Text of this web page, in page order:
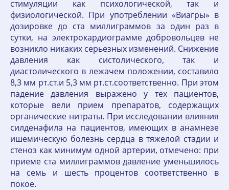
стимуляции как психологической, так и
физиологической. При употреблении «Виагры» в
дозировке до ста миллиграммов за один раз в
сутки, на электрокардиограмме добровольцев не
возникло никаких серьезных изменений. Снижение
давления как систолического, так и
диастолического в лежачем положении, составило
8,3 мм рт.ст.и 5,3 мм рт.ст.соответственно. При этом
падение давления выражено у тех пациентов,
которые вели прием препаратов, содержащих
органические нитраты. При исследовании влияния
силденафила на пациентов, имеющих в анамнезе
ишемическую болезнь сердца в тяжелой стадии и
стеноз как минимум одной артерии, отмечено: при
приеме ста миллиграммов давление уменьшилось
на семь и шесть процентов соответственно в
покое.